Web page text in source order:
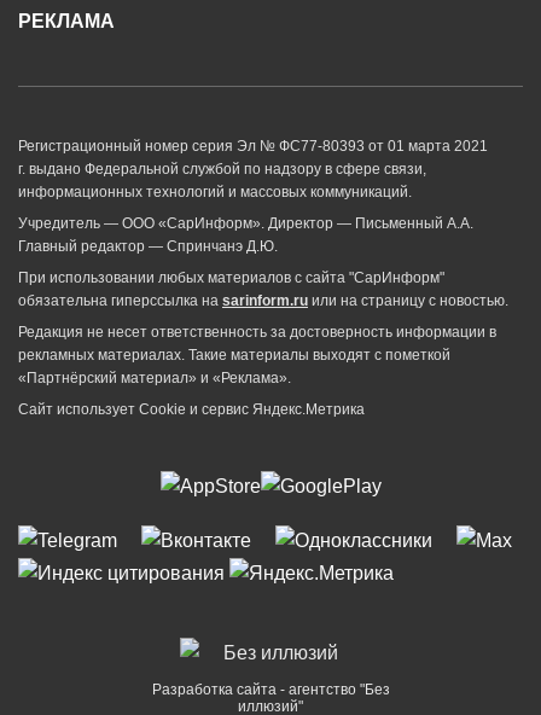
РЕКЛАМА
Регистрационный номер серия Эл № ФС77-80393 от 01 марта 2021
г. выдано Федеральной службой по надзору в сфере связи,
информационных технологий и массовых коммуникаций.
Учредитель — ООО «СарИнформ». Директор — Письменный А.А.
Главный редактор — Спринчанэ Д.Ю.
При использовании любых материалов с сайта "СарИнформ"
обязательна гиперссылка на sarinform.ru или на страницу с новостью.
Редакция не несет ответственность за достоверность информации в
рекламных материалах. Такие материалы выходят с пометкой
«Партнёрский материал» и «Реклама».
Сайт использует Cookie и сервиc Яндекс.Метрика
Разработка сайта - агентство "Без
иллюзий"